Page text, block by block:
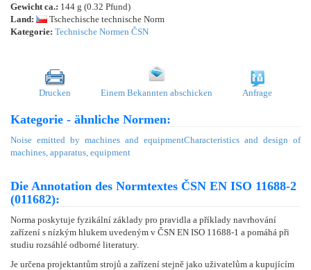
Gewicht ca.: 144 g (0.32 Pfund)
Land:
Tschechische technische Norm
Kategorie: Technische Normen ČSN
Drucken Einem Bekannten abschicken Anfrage
Kategorie - ähnliche Normen:
Noise emitted by machines and equipmentCharacteristics and design of
machines, apparatus, equipment
Die Annotation des Normtextes ČSN EN ISO 11688-2
(011682):
Norma poskytuje fyzikální základy pro pravidla a příklady navrhování
zařízení s nízkým hlukem uvedeným v ČSN EN ISO 11688-1 a pomáhá při
studiu rozsáhlé odborné literatury.
Je určena projektantům strojů a zařízení stejně jako uživatelům a kupujícím